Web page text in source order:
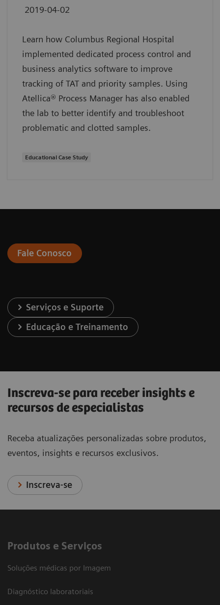
2019-04-02
Learn how Columbus Regional Hospital
implemented dedicated process control and
business analytics software to improve
tracking of TAT and priority samples. Using
Atellica® Process Manager has also enabled
the lab to better identify and troubleshoot
problematic and clotted samples.
Educational Case Study
Fale Conosco
Serviços e Suporte
Educação e Treinamento
Inscreva-se para receber insights e
recursos de especialistas
Receba atualizações personalizadas sobre produtos,
eventos, insights e recursos exclusivos.
Inscreva-se
Produtos e Serviços
Soluções médicas por Imagem
Diagnóstico laboratoriais